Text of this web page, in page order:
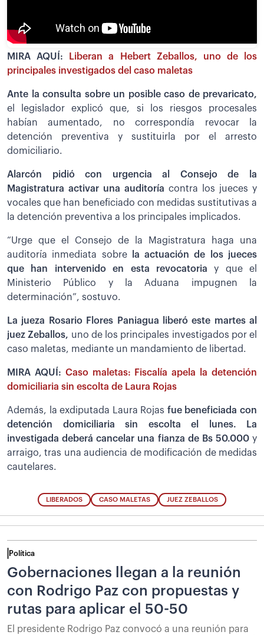
MIRA AQUÍ:
Liberan a Hebert Zeballos, uno de los
principales investigados del caso maletas
Ante la consulta sobre un posible caso de prevaricato,
el legislador explicó que, si los riesgos procesales
habían aumentado, no correspondía revocar la
detención preventiva y sustituirla por el arresto
domiciliario.
Alarcón pidió con urgencia al Consejo de la
Magistratura activar una auditoría contra los jueces y
vocales que han beneficiado con medidas sustitutivas a
la detención preventiva a los principales implicados.
“Urge que el Consejo de la Magistratura haga una
auditoría inmediata sobre
la actuación de los jueces
que han intervenido en esta revocatoria y que el
Ministerio Público y la Aduana impugnen la
determinación”, sostuvo.
La jueza Rosario Flores Paniagua liberó este martes al
juez Zeballos, uno de los principales investigados por el
caso maletas, mediante un mandamiento de libertad.
MIRA AQUÍ: Caso maletas: Fiscalía apela la detención
domiciliaria sin escolta de Laura Rojas
Además, la exdiputada Laura Rojas fue beneficiada con
detención domiciliaria sin escolta el lunes. La
investigada deberá cancelar una fianza de Bs 50.000 y
arraigo, tras una audiencia de modificación de medidas
cautelares.
LIBERADOS CASO MALETAS JUEZ ZEBALLOS
Política
Gobernaciones llegan a la reunión
con Rodrigo Paz con propuestas y
rutas para aplicar el 50-50
El presidente Rodrigo Paz convocó a una reunión para